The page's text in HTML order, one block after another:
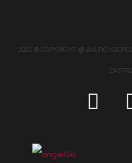
2022 © COPYRIGHT @ BALTIC